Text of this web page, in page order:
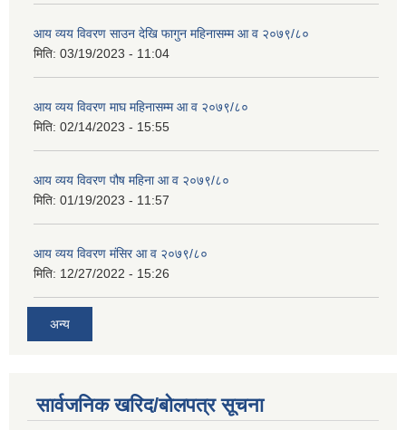
आय व्यय विवरण साउन देखि फागुन महिनासम्म आ व २०७९/८०
मिति: 03/19/2023 - 11:04
आय व्यय विवरण माघ महिनासम्म आ व २०७९/८०
मिति: 02/14/2023 - 15:55
आय व्यय विवरण पौष महिना आ व २०७९/८०
मिति: 01/19/2023 - 11:57
आय व्यय विवरण मंसिर आ व २०७९/८०
मिति: 12/27/2022 - 15:26
अन्य
सार्वजनिक खरिद/बोलपत्र सूचना